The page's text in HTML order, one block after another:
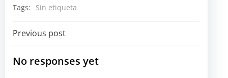
Tags:
Sin etiqueta
Navegación
por
Previous post
No responses yet